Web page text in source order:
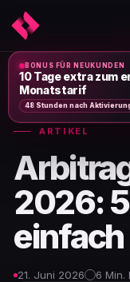
Heim›Nachrichten und
ARTIKEL
2026:
21. Juni 2026 6 Min.
BONUS FÜR NEUKUNDEN
10 Tage extra zum
Monatstarif
48 Stunden nach